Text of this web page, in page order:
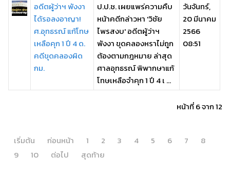
อดีตผู้ว่าฯ พังงา
ได้รอลงอาญา!
ศ.อุทธรณ์ แก้โทษ
เหลือคุก 1 ปี 4 ด.
คดีขุดคลองผิด
กม.
ป.ป.ช. เผยแพร่ความคืบ
หน้าคดีกล่าวหา 'วิชัย
ไพรสงบ' อดีตผู้ว่าฯ
พังงา ขุดคลองหราไม่ถูก
ต้องตามกฎหมาย ล่าสุด
ศาลอุทธรณ์ พิพากษาแก้
โทษเหลือจำคุก 1 ปี 4 เ ...
วันจันทร์,
20 มีนาคม
2566
08:51
หน้าที่ 6 จาก 12
เริ่มต้น ก่อนหน้า 1 2 3 4 5 6 7
8
9
10 ต่อไป สุดท้าย